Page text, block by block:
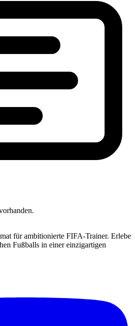
für ambitionierte FIFA-Trainer. Erlebe
Fußballs in einer einzigartigen